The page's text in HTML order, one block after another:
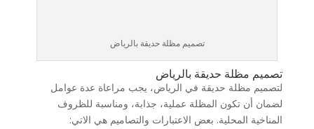
تصميم مظلة حديقة بالرياض
تصميم مظلة حديقة بالرياض
لتصميم مظلة حديقة في الرياض، يجب مراعاة عدة عوامل
لضمان أن تكون المظلة عملية، جذابة، ومناسبة للظروف
المناخية المحلية. بعض الاعتبارات والتصاميم هي الاتي: